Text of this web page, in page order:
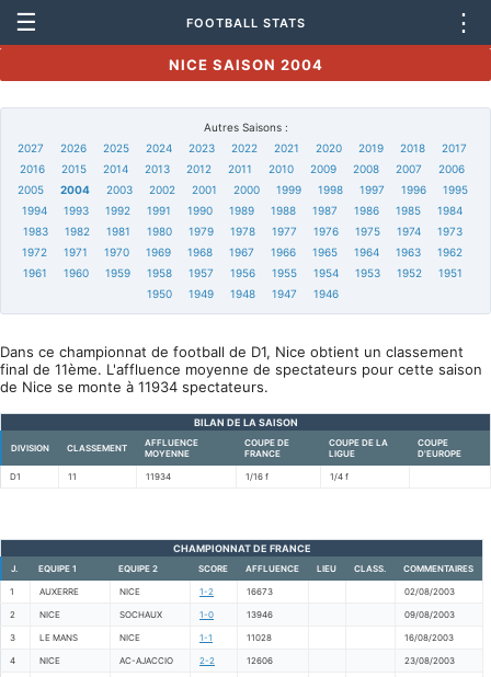
☰ FOOTBALL STATS ⋮
NICE SAISON 2004
Autres Saisons :
2027
2026 2025 2024 2023 2022 2021 2020 2019 2018
2017
2016
2015 2014 2013 2012 2011 2010 2009 2008 2007
2006
2005
2004 2003 2002 2001 2000 1999 1998 1997 1996
1995
1994
1993 1992 1991 1990 1989 1988 1987 1986 1985
1984
1983
1982 1981 1980 1979 1978 1977 1976 1975 1974
1973
1972
1971 1970 1969 1968 1967 1966 1965 1964 1963
1962
1961
1960 1959 1958 1957 1956 1955 1954 1953 1952
1951
1950
1949 1948 1947 1946
Dans ce championnat de football de D1, Nice obtient un classement
final de 11ème. L'affluence moyenne de spectateurs pour cette saison
de Nice se monte à 11934 spectateurs.
BILAN DE LA SAISON
DIVISION CLASSEMENT
AFFLUENCE
MOYENNE
COUPE DE
FRANCE
COUPE DE LA
LIGUE
COUPE
D'EUROPE
D1 11 11934 1/16 f 1/4 f
CHAMPIONNAT DE FRANCE
J. EQUIPE 1 EQUIPE 2 SCORE AFFLUENCE LIEU CLASS. COMMENTAIRES
1 AUXERRE NICE 1-2 16673 02/08/2003
2 NICE SOCHAUX 1-0 13946 09/08/2003
3 LE MANS NICE 1-1 11028 16/08/2003
4 NICE AC-AJACCIO 2-2 12606 23/08/2003